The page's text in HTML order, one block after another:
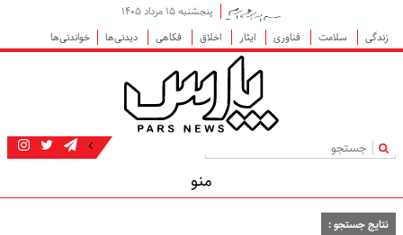
پنجشنبه ۱۵ مرداد ۱۴۰۵
زندگی
سلامت فناوری ایثار اخلاق فکاهی دیدنی‌ها خواندنی‌ها
|
منو
نتایج جستجو :